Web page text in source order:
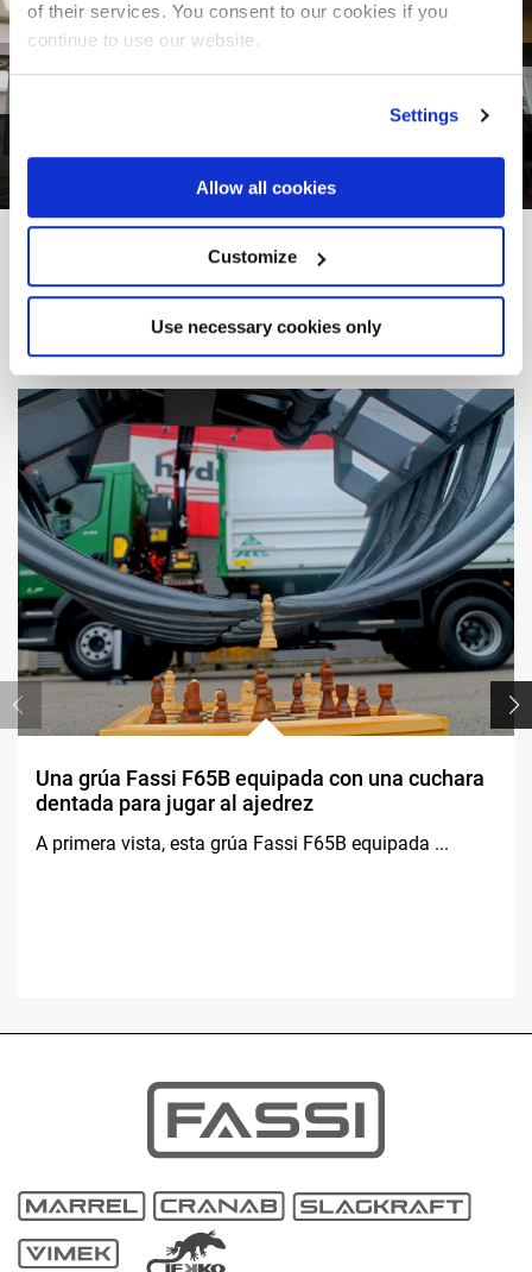
of their services. You consent to our cookies if you
continue to use our website.
Settings
Allow all cookies
Customize
Use necessary cookies only
1 de 5
DEL PROYECTO A LA REALIDAD
OtrasRealizaciones
Una grúa Fassi F65B equipada con una cuchara
dentada para jugar al ajedrez
A primera vista, esta grúa Fassi F65B equipada ...